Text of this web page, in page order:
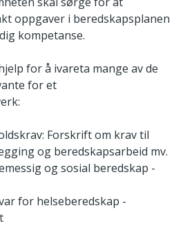
oppgaver i beredskapsplanen
kompetanse.
for å ivareta mange av de
for et
Forskrift om krav til
og beredskapsarbeid mv.
og sosial beredskap -
for helseberedskap -